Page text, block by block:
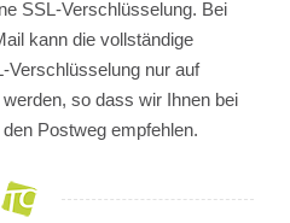
SSL-Verschlüsselung. Bei
kann die vollständige
Verschlüsselung nur auf
so dass wir Ihnen bei
Postweg empfehlen.